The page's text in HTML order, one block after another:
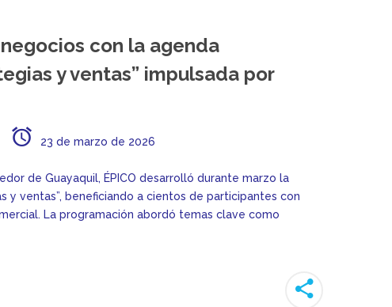
con la agenda
y ventas” impulsada por
23 de marzo de 2026
de Guayaquil, ÉPICO desarrolló durante marzo la
y ventas”, beneficiando a cientos de participantes con
La programación abordó temas clave como